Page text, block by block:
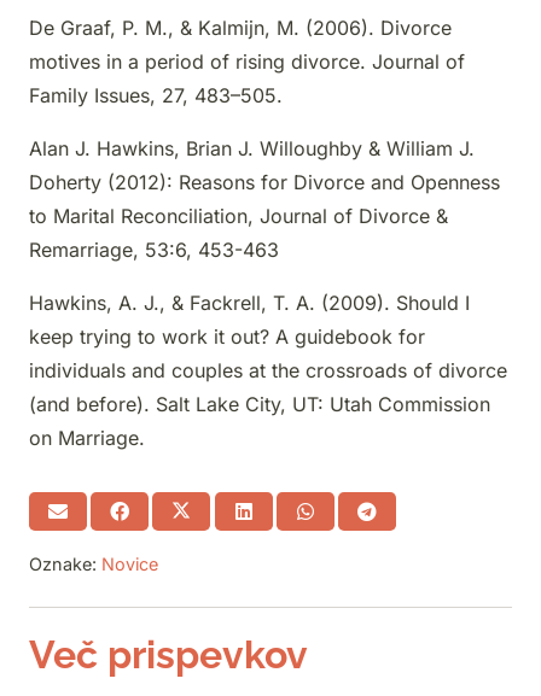
De Graaf, P. M., & Kalmijn, M. (2006). Divorce
motives in a period of rising divorce. Journal of
Family Issues, 27, 483–505.
Alan J. Hawkins, Brian J. Willoughby & William J.
Doherty (2012): Reasons for Divorce and Openness
to Marital Reconciliation, Journal of Divorce &
Remarriage, 53:6, 453-463
Hawkins, A. J., & Fackrell, T. A. (2009). Should I
keep trying to work it out? A guidebook for
individuals and couples at the crossroads of divorce
(and before). Salt Lake City, UT: Utah Commission
on Marriage.
Oznake: Novice
Več prispevkov